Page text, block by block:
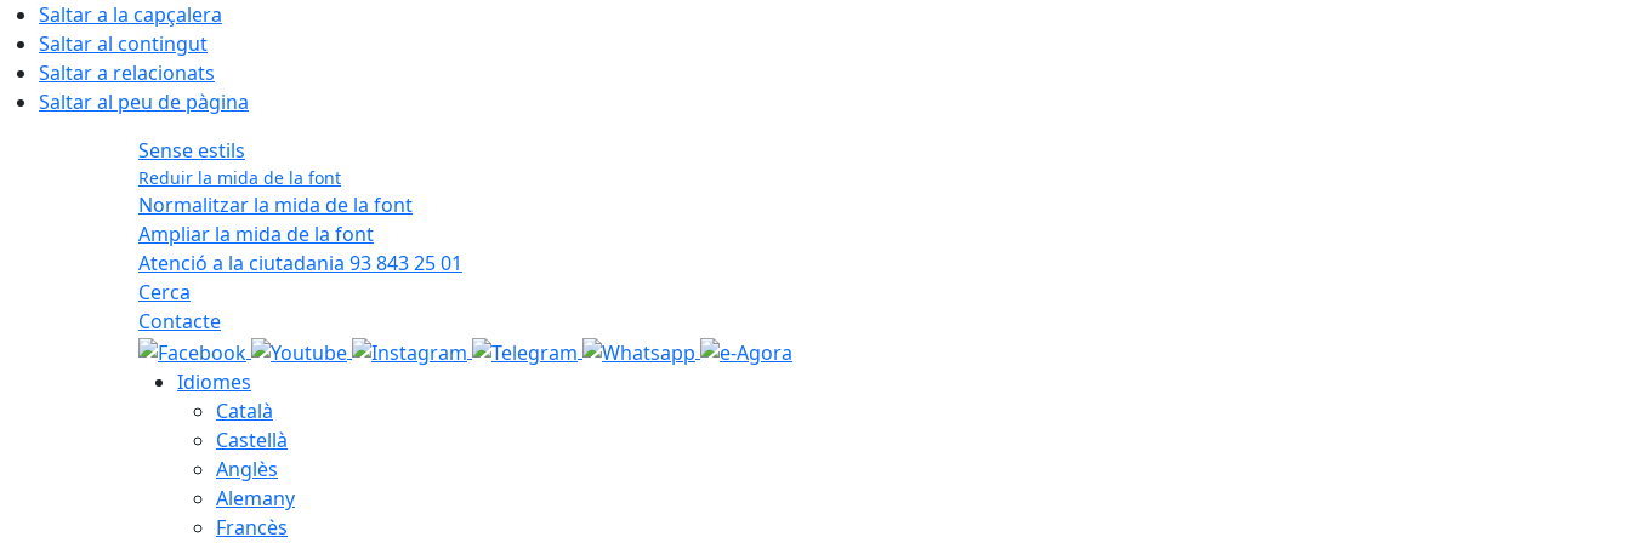
Saltar a la capçalera
Saltar al contingut
Saltar a relacionats
Saltar al peu de pàgina
Sense estils
Reduir la mida de la font
Normalitzar la mida de la font
Ampliar la mida de la font
Atenció a la ciutadania 93 843 25 01
Cerca
Contacte
Idiomes
Català
Castellà
Anglès
Alemany
Francès